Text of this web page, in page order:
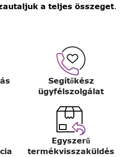
a teljes összeget.
Segítőkész
ügyfélszolgálat
Egyszerű
termékvisszaküldés